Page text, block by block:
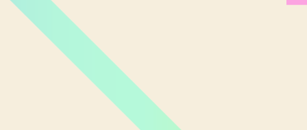
Miami Orlando